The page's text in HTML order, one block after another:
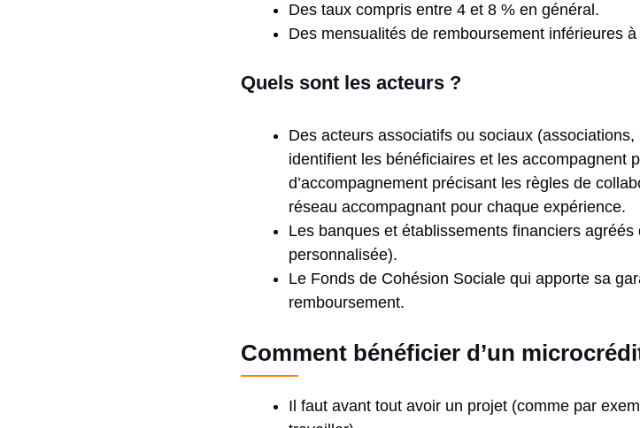
Des taux compris entre 4 et 8 % en général.
Des mensualités de remboursement inférieures à
Quels sont les acteurs ?
Des acteurs associatifs ou sociaux
identifient les bénéficiaires et les accompagnent
d’accompagnement précisant les règles de
réseau accompagnant pour chaque expérience.
Les banques et établissements financiers
personnalisée).
Le Fonds de Cohésion Sociale qui apporte sa
remboursement.
Comment bénéficier d’un
Il faut avant tout avoir un projet (comme par